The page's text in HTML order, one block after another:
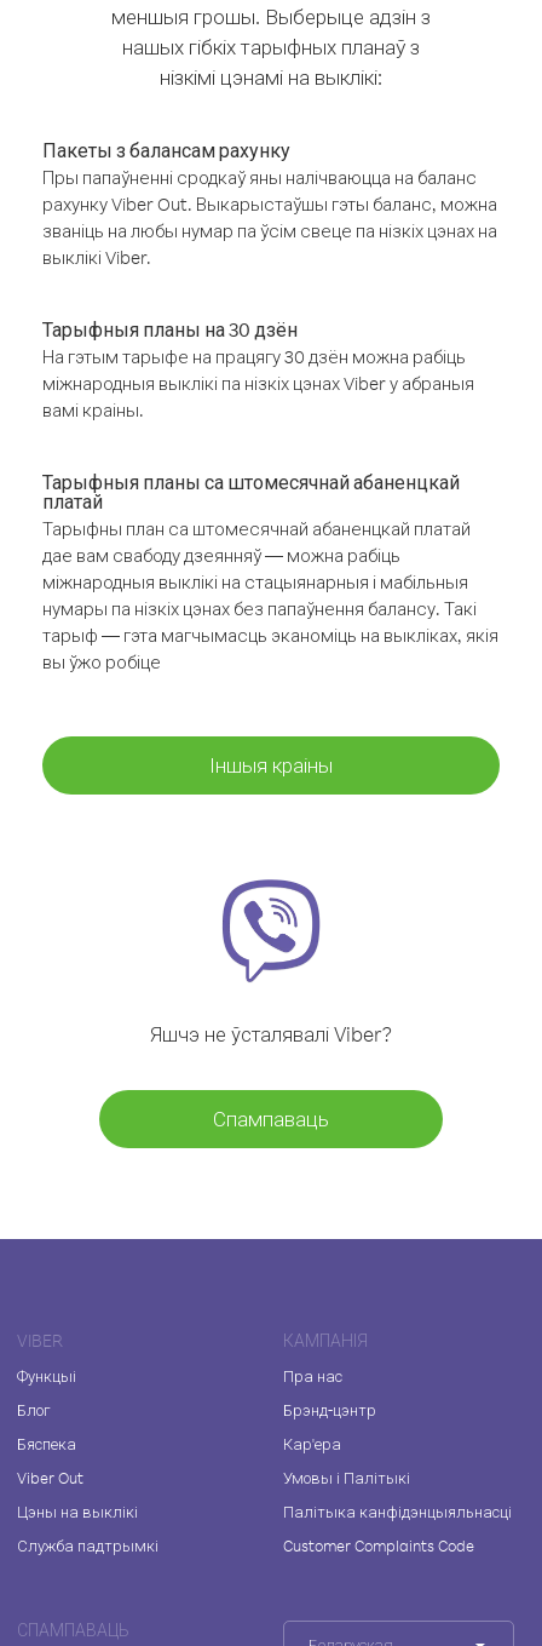
меншыя грошы. Выберыце адзін з
нашых гібкіх тарыфных планаў з
нізкімі цэнамі на выклікі:
Пакеты з балансам рахунку
Пры папаўненні сродкаў яны налічваюцца на баланс
рахунку Viber Out. Выкарыстаўшы гэты баланс, можна
званіць на любы нумар па ўсім свеце па нізкіх цэнах на
выклікі Viber.
Тарыфныя планы на 30 дзён
На гэтым тарыфе на працягу 30 дзён можна рабіць
міжнародныя выклікі па нізкіх цэнах Viber у абраныя
вамі краіны.
Тарыфныя планы са штомесячнай абаненцкай
платай
Тарыфны план са штомесячнай абаненцкай платай
дае вам свабоду дзеянняў — можна рабіць
міжнародныя выклікі на стацыянарныя і мабільныя
нумары па нізкіх цэнах без папаўнення балансу. Такі
тарыф — гэта магчымасць эканоміць на выкліках, якія
вы ўжо робіце
Іншыя краіны
Яшчэ не ўсталявалі Viber?
Спампаваць
VIBER
Функцыі
Блог
Бяспека
Viber Out
Цэны на выклікі
Служба падтрымкі
КАМПАНІЯ
Пра нас
Брэнд-цэнтр
Кар'ера
Умовы і Палітыкі
Палітыка канфідэнцыяльнасці
Customer Complaints Code
СПАМПАВАЦЬ